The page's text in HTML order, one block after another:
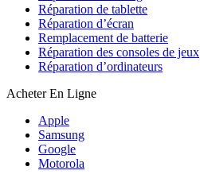
Réparation de tablette
Réparation d’écran
Remplacement de batterie
Réparation des consoles de jeux
Réparation d’ordinateurs
Acheter En Ligne
Apple
Samsung
Google
Motorola